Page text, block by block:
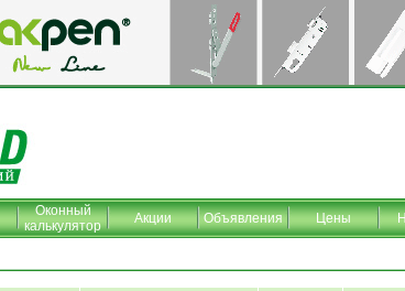
Оконный
калькулятор
Акции Объявления Цены